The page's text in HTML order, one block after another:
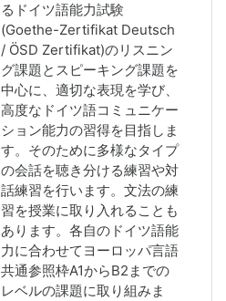
るドイツ語能力試験
(Goethe-Zertifikat Deutsch
/ ÖSD Zertifikat)のリスニン
グ課題とスピーキング課題を
中心に、適切な表現を学び、
高度なドイツ語コミュニケー
ション能力の習得を目指しま
す。そのために多様なタイプ
の会話を聴き分ける練習や対
話練習を行います。文法の練
習を授業に取り入れることも
あります。各自のドイツ語能
力に合わせてヨーロッパ言語
共通参照枠A1からB2までの
レベルの課題に取り組みま